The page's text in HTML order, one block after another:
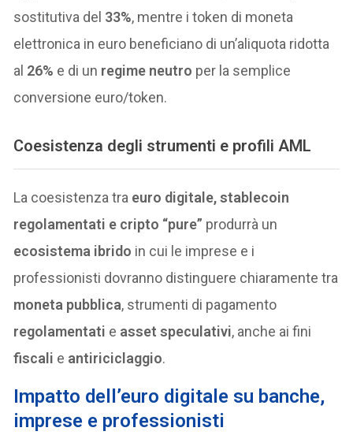
sostitutiva del 33%, mentre i token di moneta
elettronica in euro beneficiano di un’aliquota ridotta
al 26% e di un regime neutro per la semplice
conversione euro/token.
Coesistenza degli strumenti e profili AML
La coesistenza tra euro digitale, stablecoin
regolamentati e cripto “pure” produrrà un
ecosistema ibrido in cui le imprese e i
professionisti dovranno distinguere chiaramente tra
moneta pubblica, strumenti di pagamento
regolamentati e asset speculativi, anche ai fini
fiscali e antiriciclaggio.
Impatto dell’euro digitale su banche,
imprese e professionisti